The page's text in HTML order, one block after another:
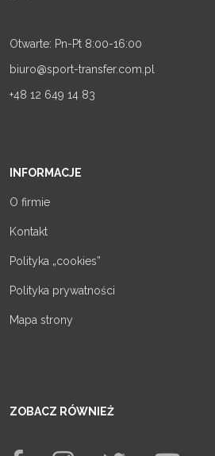
Otwarte: Pn-Pt 8:00-16:00
biuro@sport-transfer.com.pl
+48 12 649 14 83
INFORMACJE
O firmie
Kontakt
Polityka „cookies”
Polityka prywatności
Mapa strony
ZOBACZ RÓWNIEŻ